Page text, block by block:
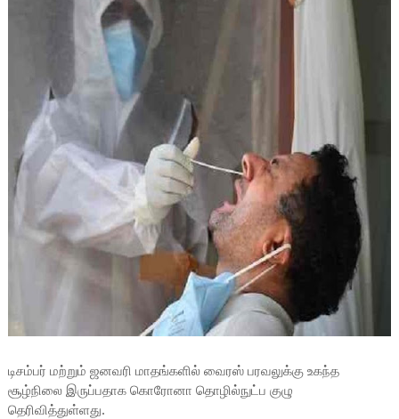
டிசம்பர் மற்றும் ஜனவரி மாதங்களில் வைரஸ் பரவலுக்கு உகந்த
சூழ்நிலை இருப்பதாக கொரோனா தொழில்நுட்ப குழு
தெரிவித்துள்ளது.